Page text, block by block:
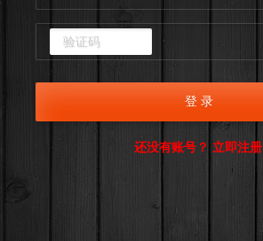
登 录
还没有账号？ 立即注册